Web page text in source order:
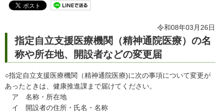
令和08年03月26日
指定自立支援医療機関（精神通院医療）の名
称や所在地、開設者などの変更届
○指定自立支援医療機関（精神通院医療)に次の事項について変更が
あったときは、健康推進課まで届けてください。
ア 名称・所在地
イ 開設者の住所・氏名・名称